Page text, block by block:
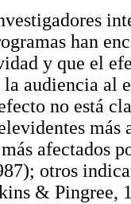
han
y que el
la audiencia al
no está
afectados
otros
& Pingree,